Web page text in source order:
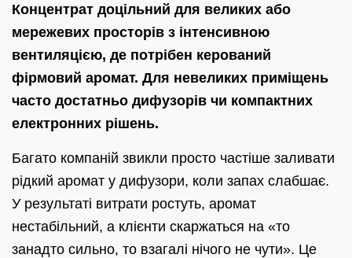
Концентрат доцільний для великих або
мережевих просторів з інтенсивною
вентиляцією, де потрібен керований
фірмовий аромат. Для невеликих приміщень
часто достатньо дифузорів чи компактних
електронних рішень.
Багато компаній звикли просто частіше заливати
рідкий аромат у дифузори, коли запах слабшає.
У результаті витрати ростуть, аромат
нестабільний, а клієнти скаржаться на «то
занадто сильно, то взагалі нічого не чути». Це